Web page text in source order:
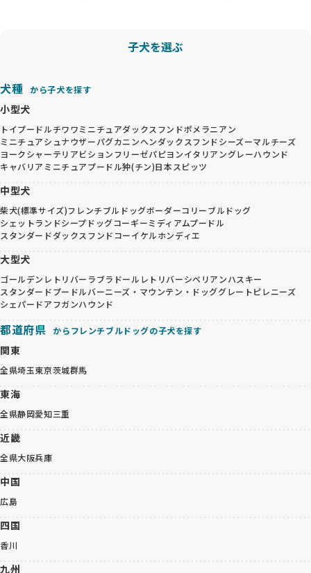
子犬を選ぶ
犬種 から子犬を探す
小型犬
トイプードルチワワミニチュアダックスフンドポメラニアン
ミニチュアシュナウザーパグカニンヘンダックスフンドシーズーマルチーズ
ヨークシャーテリアビションフリーゼパピヨンイタリアングレーハウンド
キャバリア ミニチュアプードル狆(チン)日本スピッツ
中型犬
柴犬(標準サイズ)フレンチブルドッグボーダーコリーブルドッグ
シェットランドシープドッグコーギーミディアムプードル
スタンダードダックスフンドコーイケルホンディエ
大型犬
ゴールデンレトリバー ラブラドールレトリバーシベリアンハスキー
スタンダードプードルバーニーズ・マウンテン・ドッググレートピレニーズ
シェパードアフガンハウンド
都道府県 からフレンチブルドッグの子犬を探す
関東
全県埼玉東京茨城群馬
東海
全県静岡愛知三重
近畿
全県大阪兵庫
中国
広島
四国
香川
九州